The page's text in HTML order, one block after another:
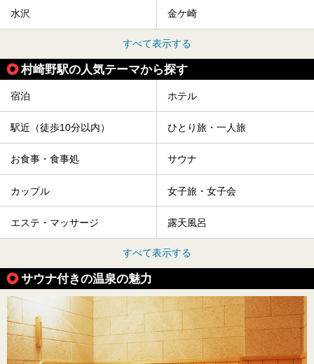
水沢 金ケ崎
すべて表示する
村崎野駅の人気テーマから探す
宿泊 ホテル
駅近（徒歩10分以内） ひとり旅・一人旅
お食事・食事処 サウナ
カップル 女子旅・女子会
エステ・マッサージ 露天風呂
すべて表示する
サウナ付きの温泉の魅力